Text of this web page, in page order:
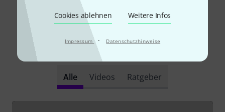
Cookies ablehnen Weitere Infos
Impressum · Datenschutzhinweise
Alle Bewertungen lesen
Schon gewusst?
Alle Videos Ratgeber